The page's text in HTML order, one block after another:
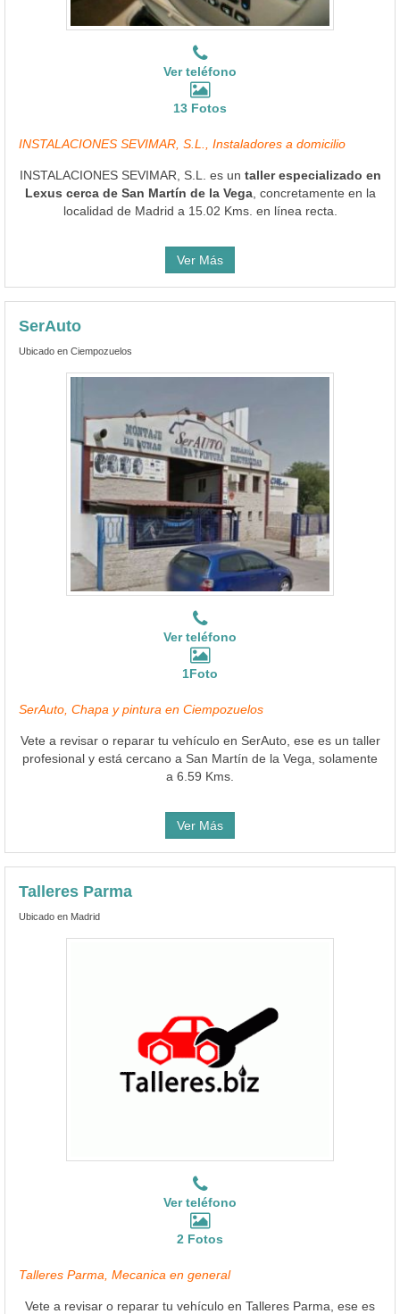
Ver teléfono
13 Fotos
INSTALACIONES SEVIMAR, S.L., Instaladores a domicilio
INSTALACIONES SEVIMAR, S.L. es un taller especializado en
Lexus cerca de San Martín de la Vega, concretamente en la
localidad de Madrid a 15.02 Kms. en línea recta.
Ver Más
SerAuto
Ubicado en Ciempozuelos
Ver teléfono
1Foto
SerAuto, Chapa y pintura en Ciempozuelos
Vete a revisar o reparar tu vehículo en SerAuto, ese es un taller
profesional y está cercano a San Martín de la Vega, solamente
a 6.59 Kms.
Ver Más
Talleres Parma
Ubicado en Madrid
Ver teléfono
2 Fotos
Talleres Parma, Mecanica en general
Vete a revisar o reparar tu vehículo en Talleres Parma, ese es